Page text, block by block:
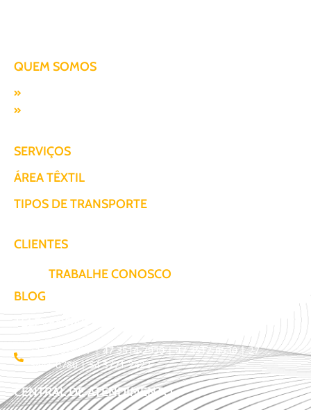
QUEM SOMOS
SERVIÇOS
ÁREA TÊXTIL
TIPOS DE TRANSPORTE
CLIENTES
TRABALHE CONOSCO
BLOG
TELEVENDAS / COTAÇÃO
11 3509-9987 | 47 3514-2930 | 47 3512-0530 | 27
3441-0780 | 54 3771-2422
CENTRAL DE ATENDIMENTO